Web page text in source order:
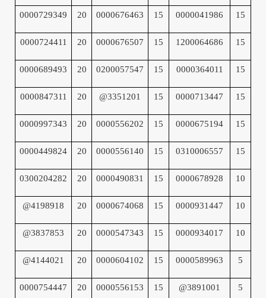
0000729349 20 0000676463 15 0000041986 15
0000724411 20 0000676507 15 1200064686 15
0000689493 20 0200057547 15 0000364011 15
0000847311 20 @3351201 15 0000713447 15
0000997343 20 0000556202 15 0000675194 15
0000449824 20 0000556140 15 0310006557 15
0300204282 20 0000490831 15 0000678928 10
@4198918 20 0000674068 15 0000931447 10
@3837853 20 0000547343 15 0000934017 10
@4144021 20 0000604102 15 0000589963 5
0000754447 20 0000556153 15 @3891001 5